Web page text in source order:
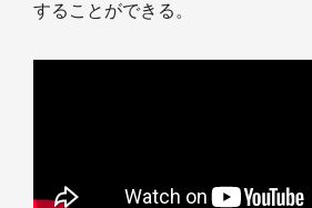
することができる。